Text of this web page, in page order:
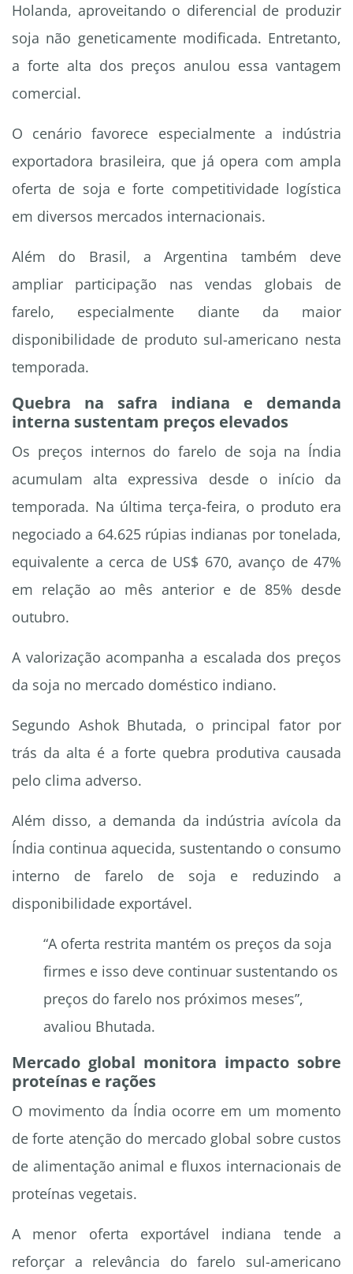
Holanda, aproveitando o diferencial de produzir
soja não geneticamente modificada. Entretanto,
a forte alta dos preços anulou essa vantagem
comercial.
O cenário favorece especialmente a indústria
exportadora brasileira, que já opera com ampla
oferta de soja e forte competitividade logística
em diversos mercados internacionais.
Além do Brasil, a Argentina também deve
ampliar participação nas vendas globais de
farelo, especialmente diante da maior
disponibilidade de produto sul-americano nesta
temporada.
Quebra na safra indiana e demanda
interna sustentam preços elevados
Os preços internos do farelo de soja na Índia
acumulam alta expressiva desde o início da
temporada. Na última terça-feira, o produto era
negociado a 64.625 rúpias indianas por tonelada,
equivalente a cerca de US$ 670, avanço de 47%
em relação ao mês anterior e de 85% desde
outubro.
A valorização acompanha a escalada dos preços
da soja no mercado doméstico indiano.
Segundo Ashok Bhutada, o principal fator por
trás da alta é a forte quebra produtiva causada
pelo clima adverso.
Além disso, a demanda da indústria avícola da
Índia continua aquecida, sustentando o consumo
interno de farelo de soja e reduzindo a
disponibilidade exportável.
“A oferta restrita mantém os preços da soja
firmes e isso deve continuar sustentando os
preços do farelo nos próximos meses”,
avaliou Bhutada.
Mercado global monitora impacto sobre
proteínas e rações
O movimento da Índia ocorre em um momento
de forte atenção do mercado global sobre custos
de alimentação animal e fluxos internacionais de
proteínas vegetais.
A menor oferta exportável indiana tende a
reforçar a relevância do farelo sul-americano